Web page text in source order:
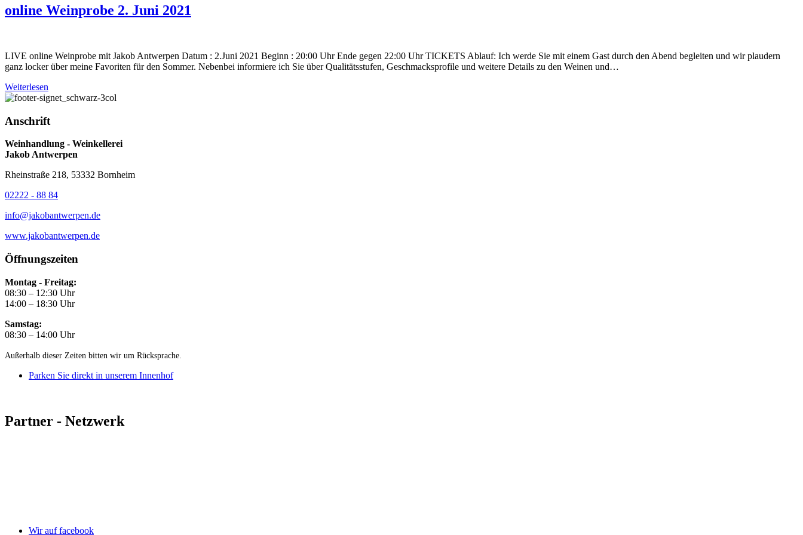
online Weinprobe 2. Juni 2021
LIVE online Weinprobe mit Jakob Antwerpen Datum : 2.Juni 2021 Beginn : 20:00 Uhr Ende gegen 22:00 Uhr TICKETS Ablauf: Ich werde Sie mit einem Gast durch den Abend begleiten und wir plaudern
ganz locker über meine Favoriten für den Sommer. Nebenbei informiere ich Sie über Qualitätsstufen, Geschmacksprofile und weitere Details zu den Weinen und…
Weiterlesen
Anschrift
Weinhandlung - Weinkellerei
Jakob Antwerpen
Rheinstraße 218, 53332 Bornheim
02222 - 88 84
info@jakobantwerpen.de
www.jakobantwerpen.de
Öffnungszeiten
Montag - Freitag:
08:30 – 12:30 Uhr
14:00 – 18:30 Uhr
Samstag:
08:30 – 14:00 Uhr
Außerhalb dieser Zeiten bitten wir um Rücksprache.
Parken Sie direkt in unserem Innenhof
Partner - Netzwerk
Wir auf facebook